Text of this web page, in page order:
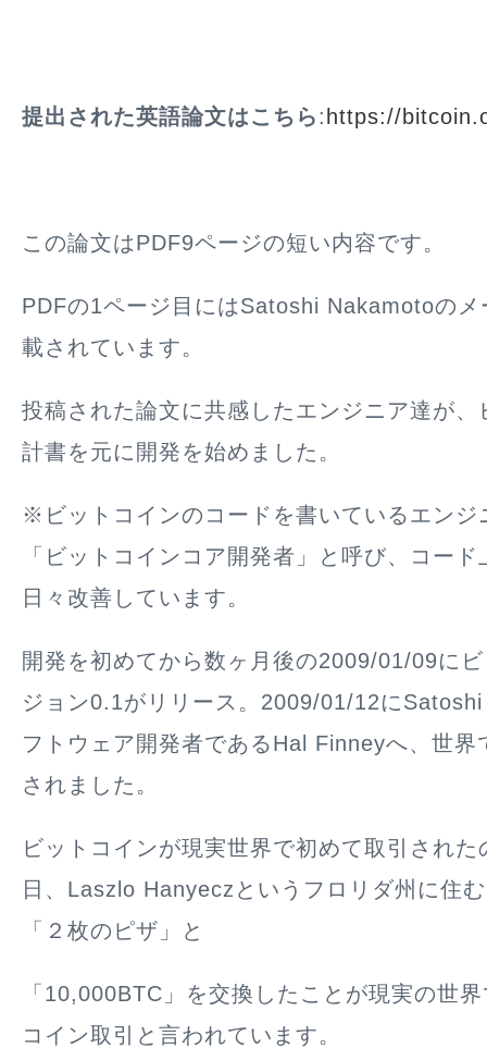
提出された英語論文はこちら: https://
この論文はPDF9ページの短い内容です。
PDFの1ページ目にはSatoshi Nakamotoのメ
載されています。
投稿された論文に共感したエンジニア達が、
計書を元に開発を始めました。
※ビットコインのコードを書いているエンジ
「ビットコインコア開発者」と呼び、コー
日々改善しています。
開発を初めてから数ヶ月後の2009/01/09に
ジョン0.1がリリース。2009/01/12に
フトウェア開発者であるHal Finneyへ、世界
されました。
ビットコインが現実世界で初めて取引され
日、Laszlo Hanyeczというフロリダ州に住
「２枚のピザ」と
「10,000BTC」を交換したことが現実の世
コイン取引と言われています。